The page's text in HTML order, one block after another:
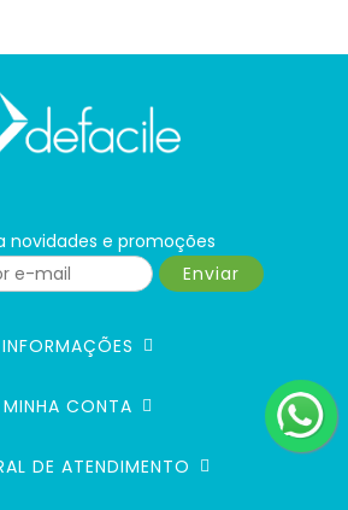
novidades e promoções
Enviar
INFORMAÇÕES
MINHA CONTA
DE ATENDIMENTO